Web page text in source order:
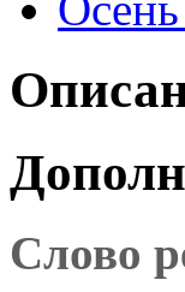
Слово